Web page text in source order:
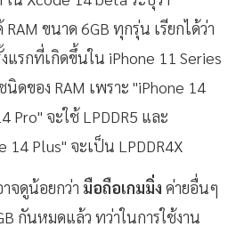
ขนาด 6GB ทุกรุ่น เรียกได้ว่า
แรกที่เกิดขึ้นใน iPhone 11 Series
ดของ RAM เพราะ "iPhone 14
Pro" จะใช้ LPDDR5 และ
14 Plus" จะเป็น LPDDR4X
าจดูน้อยกว่า มือถือเกมมิ่ง ค่ายอื่นๆ
กันหมดแล้ว ทว่าในการใช้งาน